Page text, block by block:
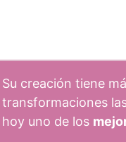
Su creación tiene
transformaciones
hoy uno de los